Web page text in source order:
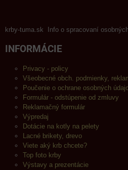
krby-tuma.sk Info o spracovaní
INFORMÁCIE
Privacy - policy
Všeobecné obch. podmienky,
Poučenie o ochrane osobných
Formulár - odstúpenie od zmluvy
Reklamačný formulár
Výpredaj
Dotácie na kotly na pelety
Lacné brikety, drevo
Viete aký krb chcete?
Top foto krby
Výstavy a prezentácie